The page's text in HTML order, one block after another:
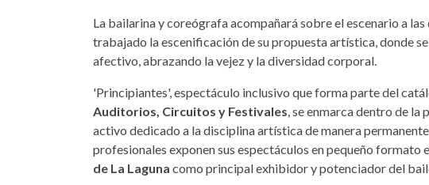
La bailarina y coreógrafa acompañará sobre el escenario a
trabajado la escenificación de su propuesta artística, donde
afectivo, abrazando la vejez y la diversidad corporal.
'Principiantes', espectáculo inclusivo que forma parte del
Auditorios, Circuitos y Festivales , se enmarca dentro de
activo dedicado a la disciplina artística de manera
profesionales exponen sus espectáculos en pequeño formato
de La Laguna como principal exhibidor y potenciador del